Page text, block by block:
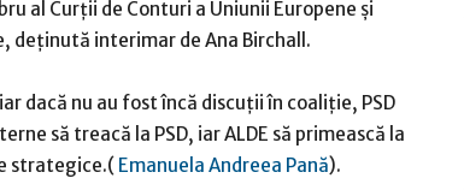
al Curţii de Conturi a Uniunii Europene şi
deţinută interimar de Ana Birchall.
dacă nu au fost încă discuţii în coaliţie, PSD
să treacă la PSD, iar ALDE să primească la
strategice.( Emanuela Andreea Pană).